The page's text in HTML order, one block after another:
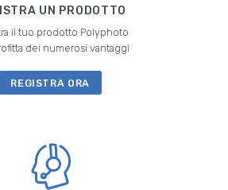
UN PRODOTTO
il tuo prodotto Polyphoto
dei numerosi vantaggi
REGISTRA ORA